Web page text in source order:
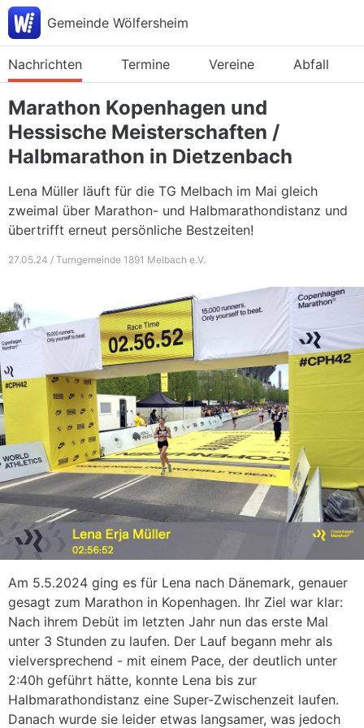
Gemeinde Wölfersheim
Nachrichten Termine Vereine Abfall
Marathon Kopenhagen und
Hessische Meisterschaften /
Halbmarathon in Dietzenbach
Lena Müller läuft für die TG Melbach im Mai gleich
zweimal über Marathon- und Halbmarathondistanz und
übertrifft erneut persönliche Bestzeiten!
27.05.24 / Turngemeinde 1891 Melbach e.V.
Am 5.5.2024 ging es für Lena nach Dänemark, genauer
gesagt zum Marathon in Kopenhagen. Ihr Ziel war klar:
Nach ihrem Debüt im letzten Jahr nun das erste Mal
unter 3 Stunden zu laufen. Der Lauf begann mehr als
vielversprechend - mit einem Pace, der deutlich unter
2:40h geführt hätte, konnte Lena bis zur
Halbmarathondistanz eine Super-Zwischenzeit laufen.
Danach wurde sie leider etwas langsamer, was jedoch